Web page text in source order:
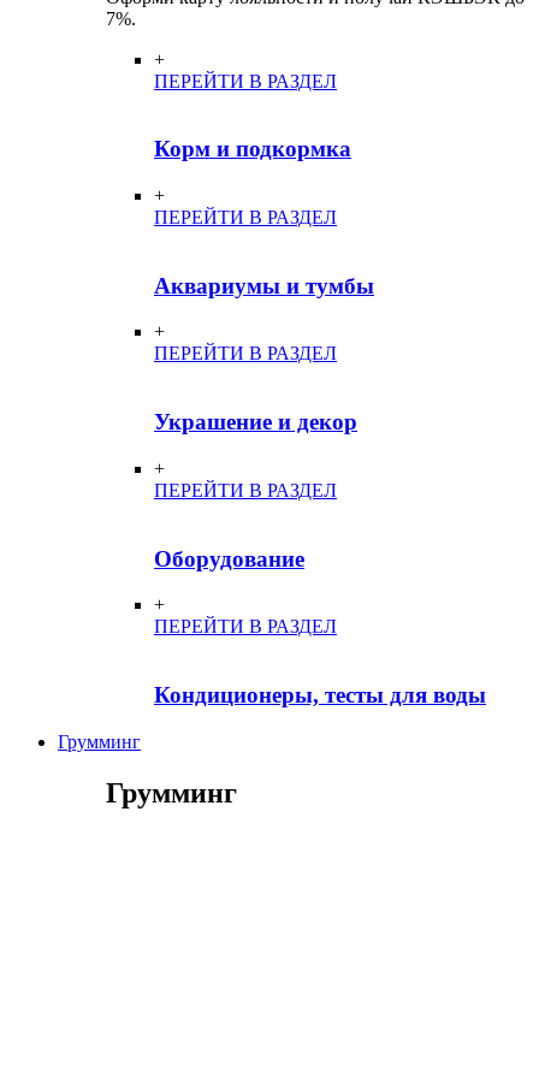
7%.
+
ПЕРЕЙТИ В РАЗДЕЛ
Корм и подкормка
+
ПЕРЕЙТИ В РАЗДЕЛ
Аквариумы и тумбы
+
ПЕРЕЙТИ В РАЗДЕЛ
Украшение и декор
+
ПЕРЕЙТИ В РАЗДЕЛ
Оборудование
+
ПЕРЕЙТИ В РАЗДЕЛ
Кондиционеры, тесты для воды
Грумминг
Грумминг